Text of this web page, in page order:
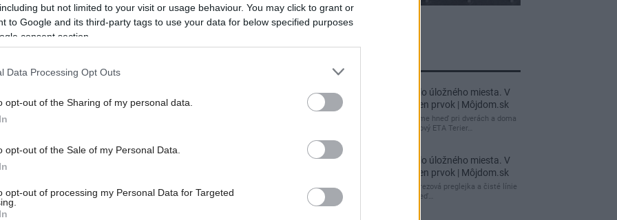
but not limited to your visit or usage behaviour. You may click to grant or
to Google and its third-party tags to use your data for below specified purposes
consent section.
Data Processing Opt Outs
opt-out of the Sharing of my personal data.
opt-out of the Sale of my Personal Data.
opt-out of processing my Personal Data for Targeted
vyhrievačov sú rovnaké. Inak
vytvorené v laboratórnych
vyhrievačom. Vďaka
povrchovej teploty a technológii
elektrické vyhrievače, a pritom
pracuje ako dodatočný generátor
aj po vypnutí ohrievača. Väčšia plocha
o vyhriatie väčšieho priestoru. Ohrev je
tepelný kúpeľ.
Najnovšie príspevky
Re: Takto sa rieši málo úložného miesta. V
tomto byte stačil jeden prvok | Môjdom.sk
My napríklad labky utierame hneď pri dverách a doma
pred dvere používame tyčový ETA Terier…
Re: Takto sa rieši málo úložného miesta. V
tomto byte stačil jeden prvok | Môjdom.sk
Dizajn je to nádherný, tá brezová preglejka a čisté línie
vyzerajú super. Ale vždy, keď…